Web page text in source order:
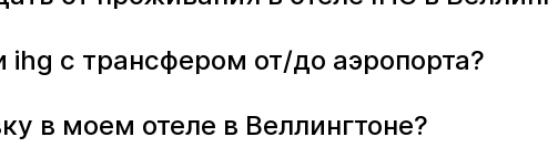
ihg с трансфером от/до аэропорта?
в моем отеле в Веллингтоне?